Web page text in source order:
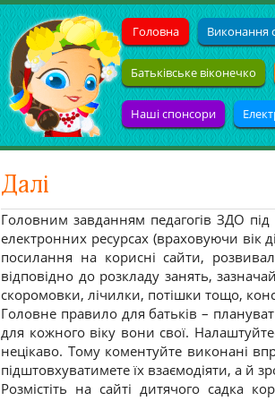
Головна Виконання
Батьківське віконечко
Наші спонсори
Далі
Головним завданням педагогів ЗДО
електронних ресурсах (враховуючи вік
посилання на корисні сайти,
відповідно до розкладу занять,
скоромовки, лічилки, потішки тощо,
Головне правило для батьків –
для кожного віку вони свої.
нецікаво. Тому коментуйте виконані
підштовхуватимете їх взаємодіяти, а й
Розмістіть на сайті дитячого садка